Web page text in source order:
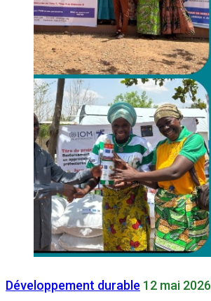
Développement durable 12 mai 2026